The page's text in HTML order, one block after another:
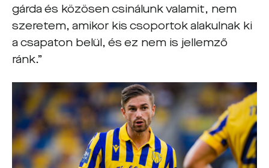
gárda és közösen csinálunk valamit, nem
szeretem, amikor kis csoportok alakulnak ki
a csapaton belül, és ez nem is jellemző
ránk.”